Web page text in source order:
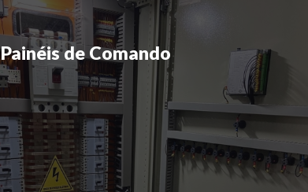
Painéis de ComandoPainéis de Comando